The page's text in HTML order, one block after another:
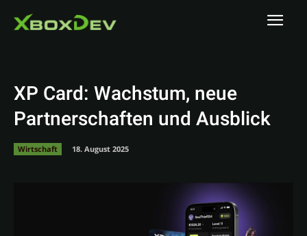
XP Card: Wachstum, neue
Partnerschaften und Ausblick
Wirtschaft 18. August 2025